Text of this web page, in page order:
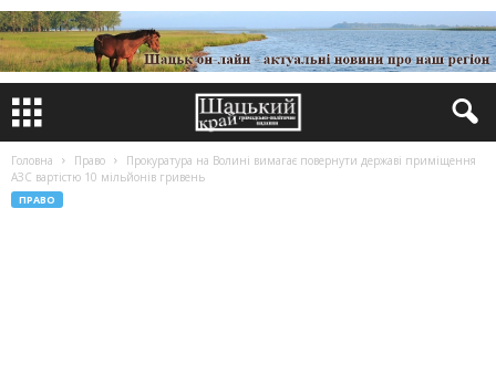
Головна Право
Прокуратура на Волині вимагає повернути державі приміщення
АЗС вартістю 10 мільйонів гривень
ПРАВО